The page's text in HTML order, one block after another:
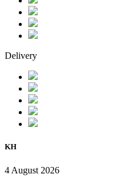
Delivery
KH
4 August 2026